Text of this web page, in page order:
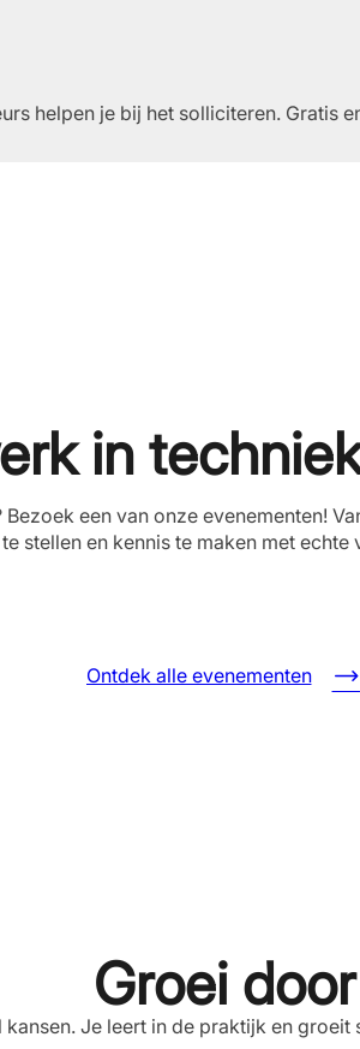
helpen je bij het solliciteren. Gratis
in
een van onze evenementen!
stellen en kennis te maken met
Ontdek alle evenementen
Groei door
Je leert in de praktijk en